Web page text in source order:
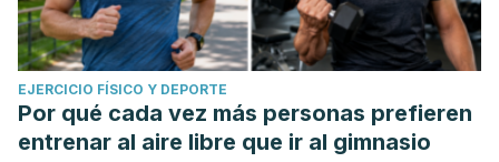
EJERCICIO FÍSICO Y DEPORTE
Por qué cada vez más personas prefieren
entrenar al aire libre que ir al gimnasio